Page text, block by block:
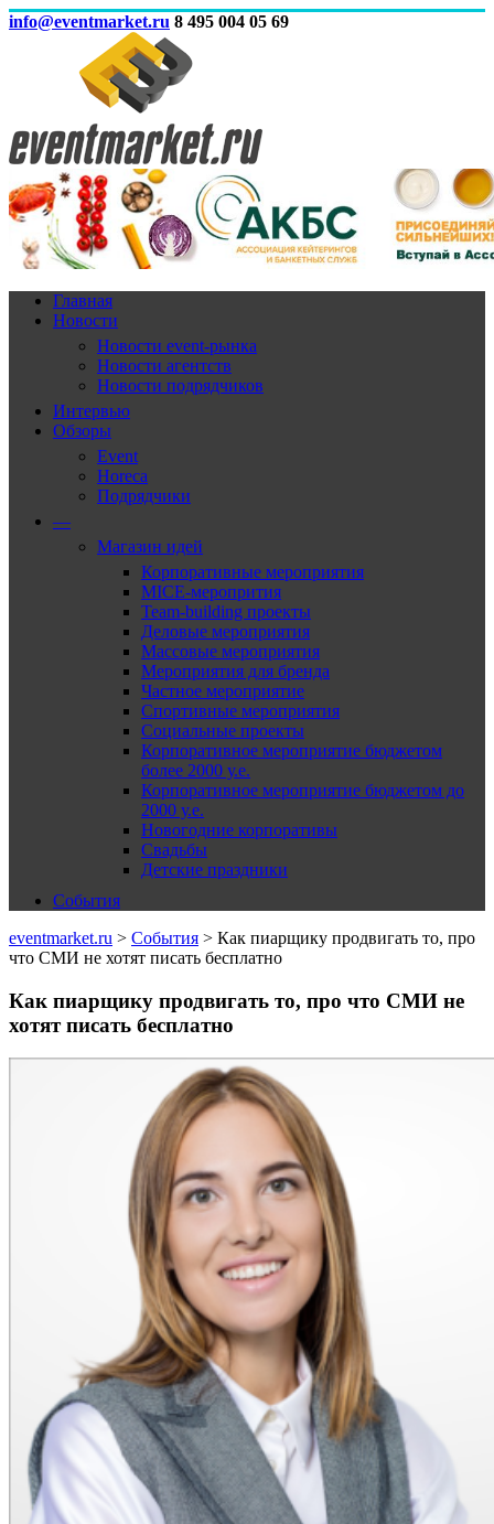
info@eventmarket.ru 8 495 004 05 69
Главная
Новости
Новости event-рынка
Новости агентств
Новости подрядчиков
Интервью
Обзоры
Event
Horeca
Подрядчики
—
Магазин идей
Корпоративные мероприятия
MICE-меропрития
Team-building проекты
Деловые мероприятия
Массовые мероприятия
Мероприятия для бренда
Частное мероприятие
Спортивные мероприятия
Социальные проекты
Корпоративное мероприятие бюджетом
более 2000 у.е.
Корпоративное мероприятие бюджетом до
2000 у.е.
Новогодние корпоративы
Свадьбы
Детские праздники
События
eventmarket.ru > События > Как пиарщику продвигать то, про
что СМИ не хотят писать бесплатно
Как пиарщику продвигать то, про что СМИ не
хотят писать бесплатно